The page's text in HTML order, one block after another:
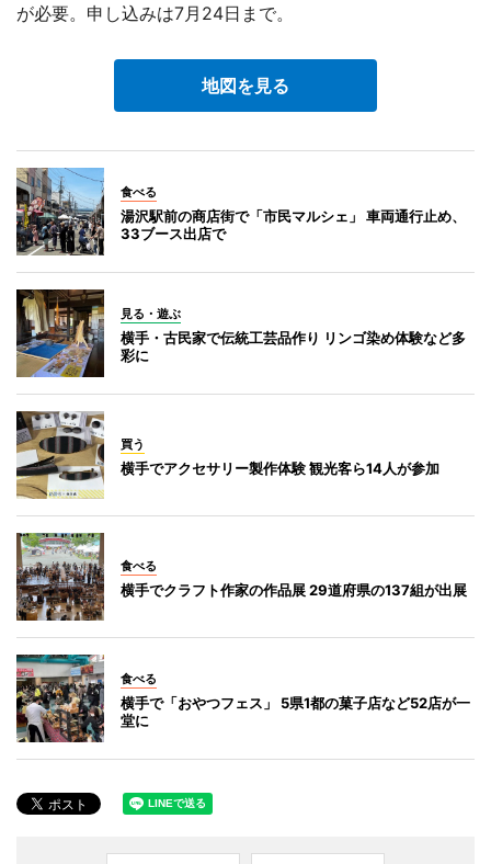
が必要。申し込みは7月24日まで。
地図を見る
食べる
湯沢駅前の商店街で「市民マルシェ」 車両通行止め、
33ブース出店で
見る・遊ぶ
横手・古民家で伝統工芸品作り リンゴ染め体験など多
彩に
買う
横手でアクセサリー製作体験 観光客ら14人が参加
食べる
横手でクラフト作家の作品展 29道府県の137組が出展
食べる
横手で「おやつフェス」 5県1都の菓子店など52店が一
堂に